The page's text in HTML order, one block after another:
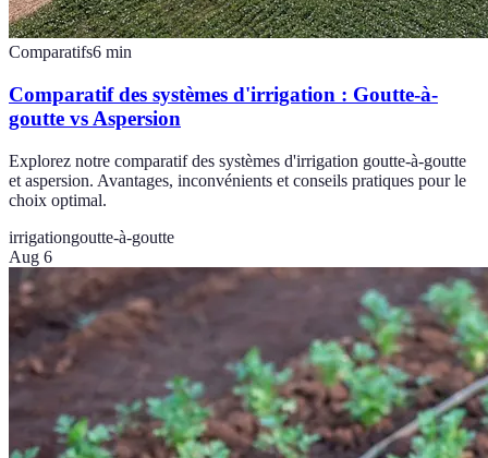
Comparatifs6 min
Comparatif des systèmes d'irrigation : Goutte-à-
goutte vs Aspersion
Explorez notre comparatif des systèmes d'irrigation goutte-à-goutte
et aspersion. Avantages, inconvénients et conseils pratiques pour le
choix optimal.
irrigationgoutte-à-goutte
Aug 6